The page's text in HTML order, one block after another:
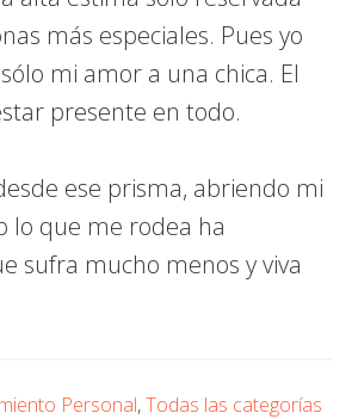
más especiales. Pues yo
mi amor a una chica. El
presente en todo.
ese prisma, abriendo mi
lo que me rodea ha
sufra mucho menos y viva
Personal,Todas las categorías